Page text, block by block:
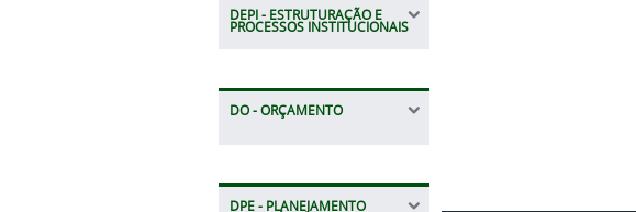
DEPI - ESTRUTURAÇÃO E
PROCESSOS INSTITUCIONAIS
DO - ORÇAMENTO
DPE - PLANEJAMENTO